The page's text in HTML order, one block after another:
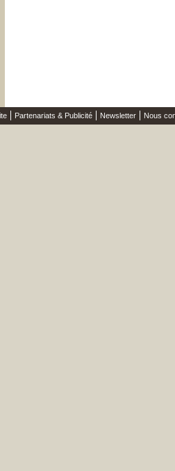
Partenariats & Publicité Newsletter Nous